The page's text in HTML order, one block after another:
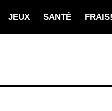
JEUX SANTÉ FRAIS!